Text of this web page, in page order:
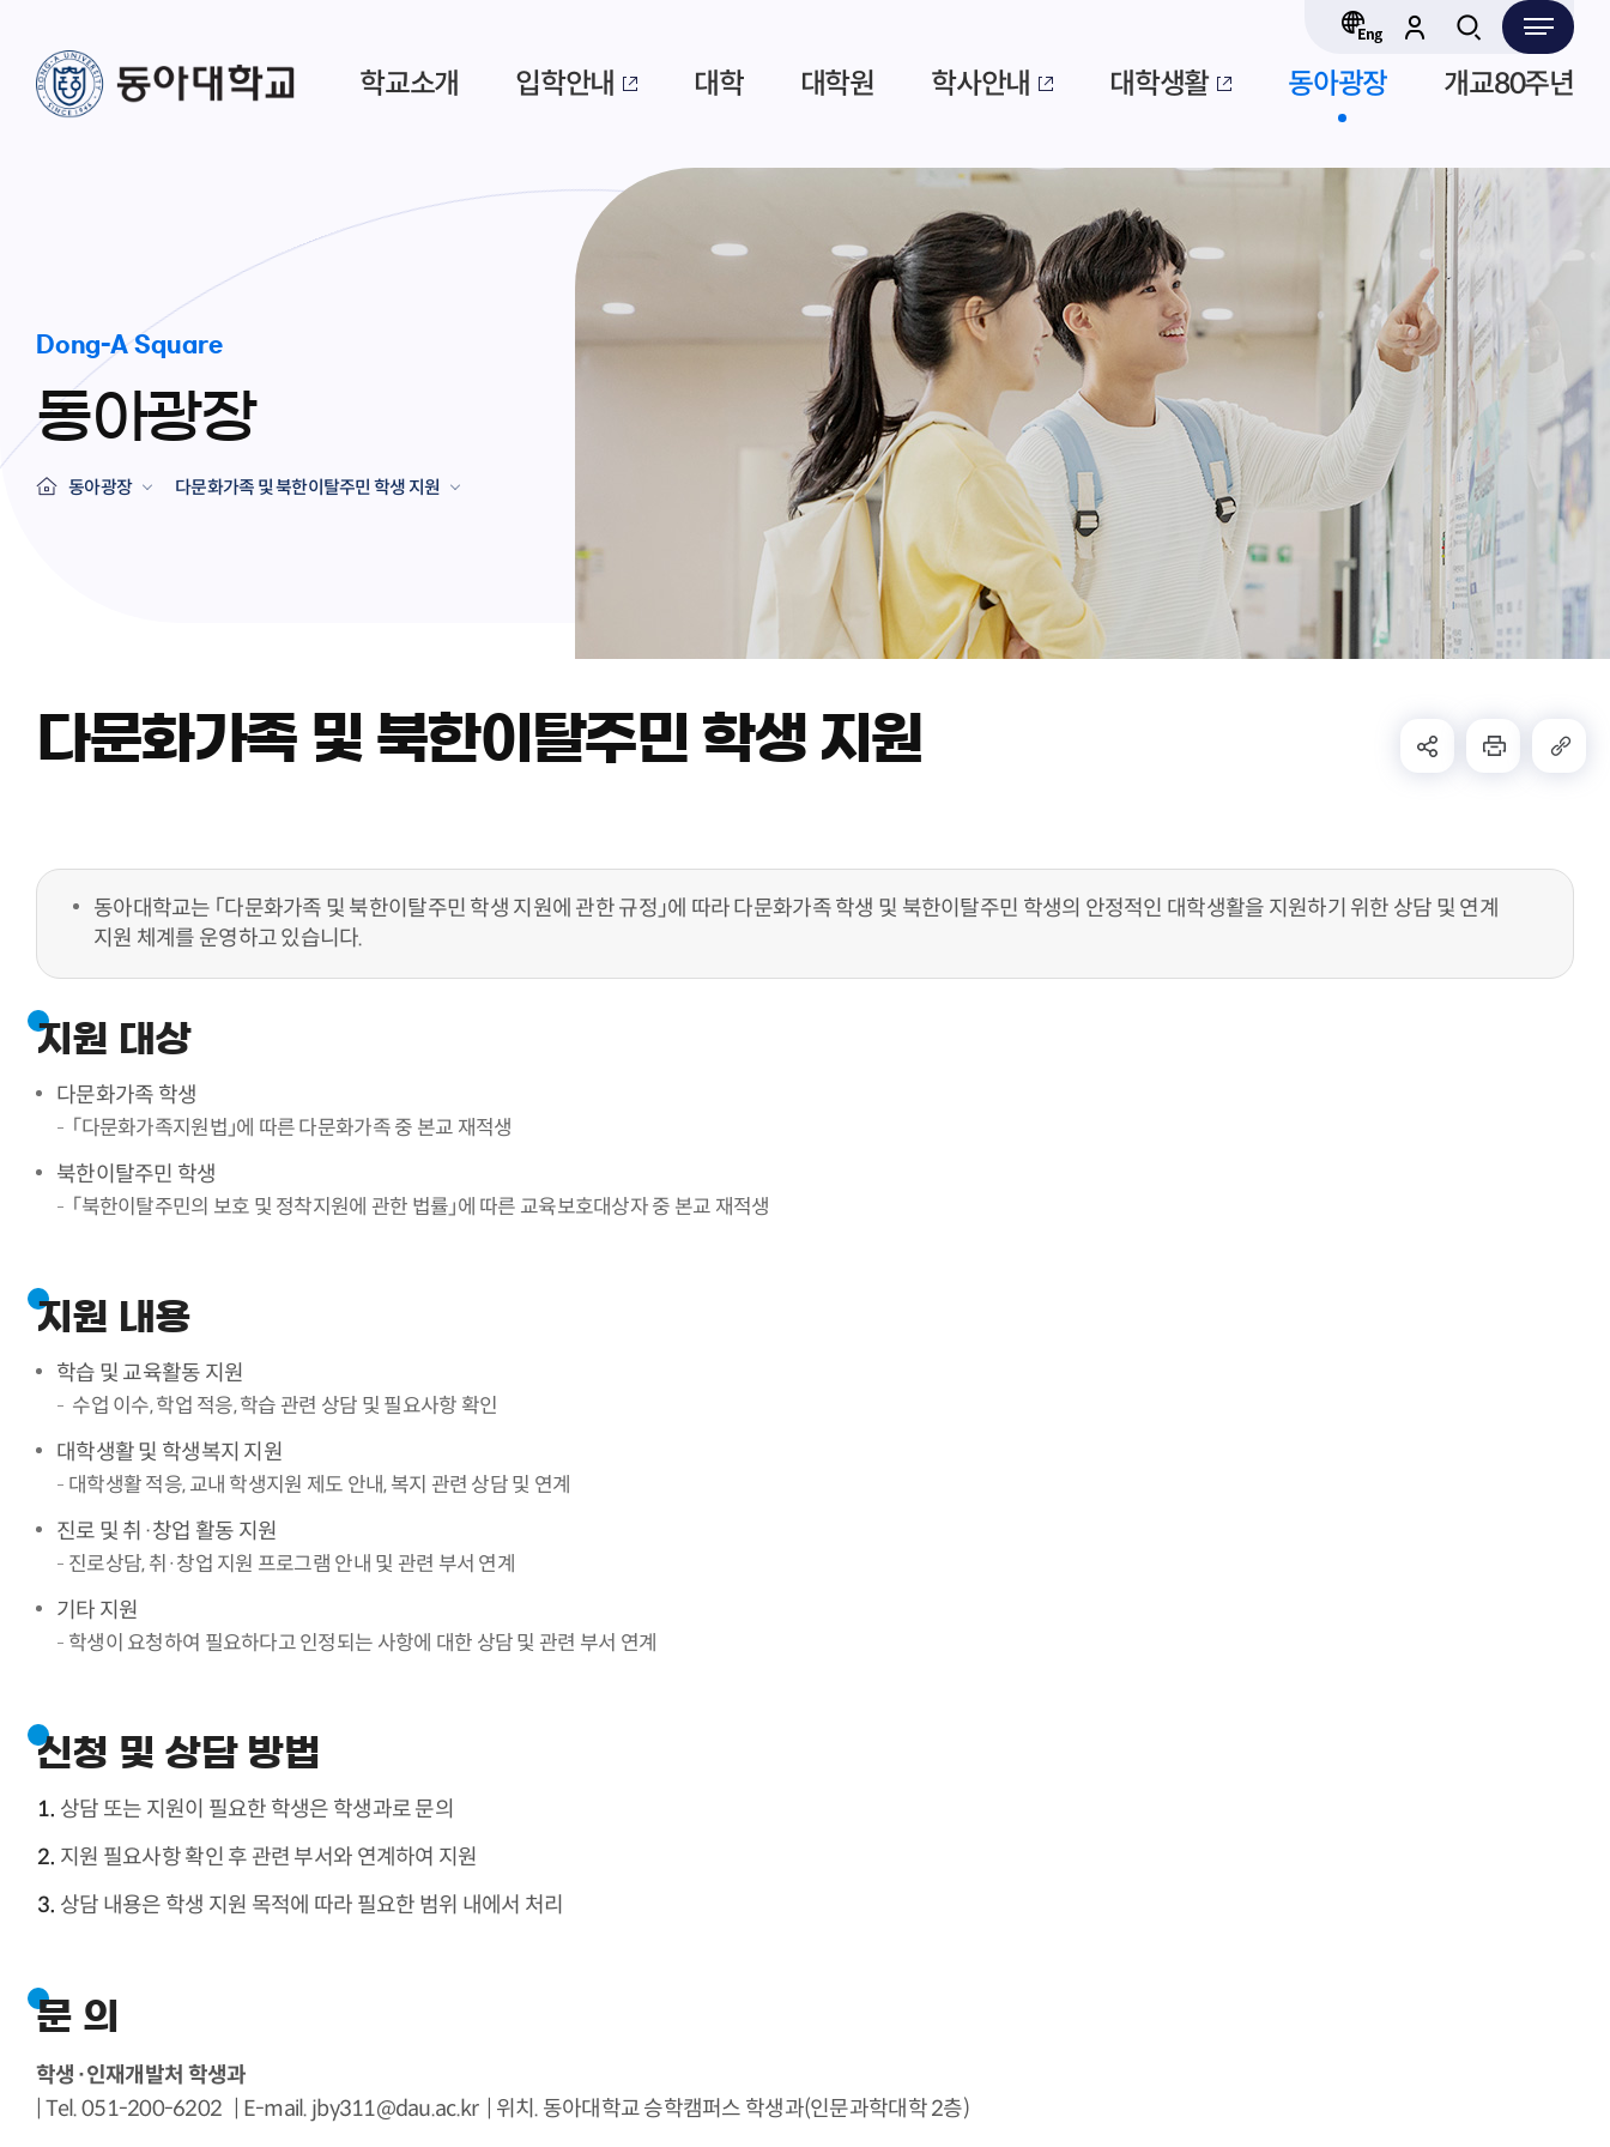
학교소개 입학안내 대학 대학원 학사안내 대학생활 동아광장 개교80주년
Dong-A Square
동아광장
동아광장 다문화가족 및 북한이탈주민 학생 지원
다문화가족 및 북한이탈주민 학생 지원
동아대학교는 「다문화가족 및 북한이탈주민 학생 지원에 관한 규정」에 따라 다문화가족 학생 및 북한이탈주민 학생의 안정적인 대학생활을 지원하기 위한 상담 및 연계
지원 체계를 운영하고 있습니다.
지원 대상
다문화가족 학생
「다문화가족지원법」에 따른 다문화가족 중 본교 재적생
북한이탈주민 학생
「북한이탈주민의 보호 및 정착지원에 관한 법률」에 따른 교육보호대상자 중 본교 재적생
지원 내용
학습 및 교육활동 지원
수업 이수, 학업 적응, 학습 관련 상담 및 필요사항 확인
대학생활 및 학생복지 지원
대학생활 적응, 교내 학생지원 제도 안내, 복지 관련 상담 및 연계
진로 및 취·창업 활동 지원
진로상담, 취·창업 지원 프로그램 안내 및 관련 부서 연계
기타 지원
학생이 요청하여 필요하다고 인정되는 사항에 대한 상담 및 관련 부서 연계
신청 및 상담 방법
상담 또는 지원이 필요한 학생은 학생과로 문의
지원 필요사항 확인 후 관련 부서와 연계하여 지원
상담 내용은 학생 지원 목적에 따라 필요한 범위 내에서 처리
문 의
학생·인재개발처 학생과
| Tel. 051-200-6202 | E-mail. jby311@dau.ac.kr| 위치. 동아대학교 승학캠퍼스 학생과(인문과학대학 2층)